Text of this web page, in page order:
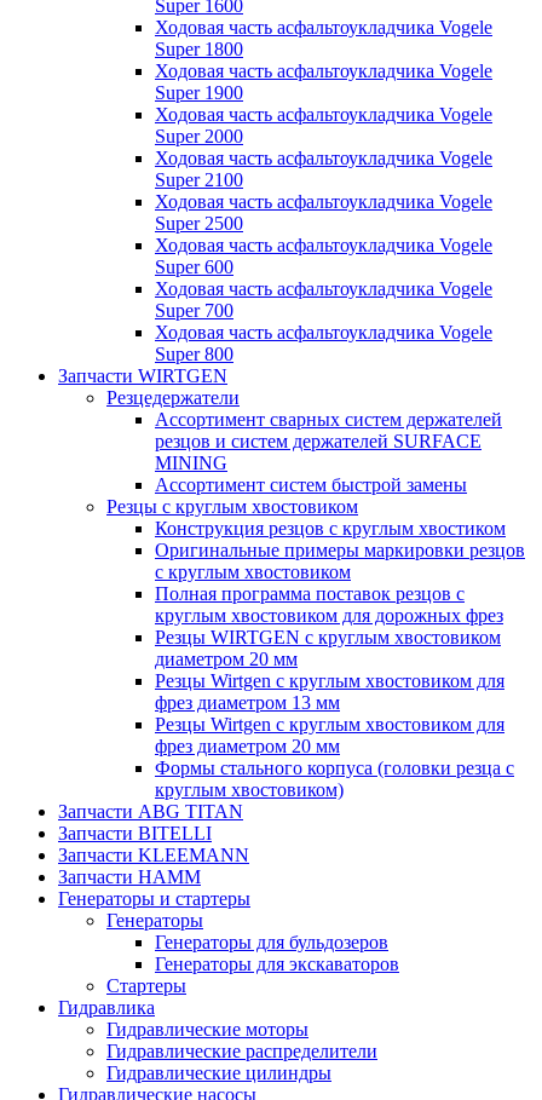
Super 1600
Ходовая часть асфальтоукладчика Vogele
Super 1800
Ходовая часть асфальтоукладчика Vogele
Super 1900
Ходовая часть асфальтоукладчика Vogele
Super 2000
Ходовая часть асфальтоукладчика Vogele
Super 2100
Ходовая часть асфальтоукладчика Vogele
Super 2500
Ходовая часть асфальтоукладчика Vogele
Super 600
Ходовая часть асфальтоукладчика Vogele
Super 700
Ходовая часть асфальтоукладчика Vogele
Super 800
Запчасти WIRTGEN
Резцедержатели
Ассортимент сварных систем держателей
резцов и систем держателей SURFACE
MINING
Ассортимент систем быстрой замены
Резцы с круглым хвостовиком
Конструкция резцов с круглым хвостиком
Оригинальные примеры маркировки резцов
с круглым хвостовиком
Полная программа поставок резцов с
круглым хвостовиком для дорожных фрез
Резцы WIRTGEN с круглым хвостовиком
диаметром 20 мм
Резцы Wirtgen с круглым хвостовиком для
фрез диаметром 13 мм
Резцы Wirtgen с круглым хвостовиком для
фрез диаметром 20 мм
Формы стального корпуса (головки резца с
круглым хвостовиком)
Запчасти ABG TITAN
Запчасти BITELLI
Запчасти KLEEMANN
Запчасти HAMM
Генераторы и стартеры
Генераторы
Генераторы для бульдозеров
Генераторы для экскаваторов
Стартеры
Гидравлика
Гидравлические моторы
Гидравлические распределители
Гидравлические цилиндры
Гидравлические насосы